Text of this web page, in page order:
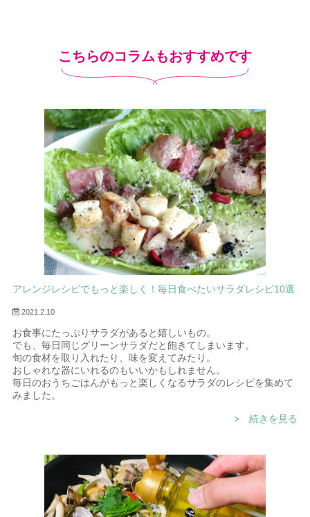
こちらのコラムもおすすめです
アレンジレシピでもっと楽しく！毎日食べたいサラダレシピ10選
2021.2.10
お食事にたっぷりサラダがあると嬉しいもの。
でも、毎日同じグリーンサラダだと飽きてしまいます。
旬の食材を取り入れたり、味を変えてみたり。
おしゃれな器にいれるのもいいかもしれません。
毎日のおうちごはんがもっと楽しくなるサラダのレシピを集めて
みました。
> 続きを見る